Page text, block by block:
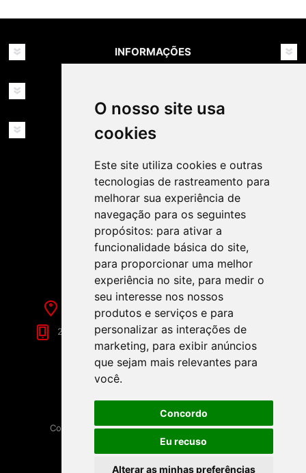
O nosso site usa
cookies
Este site utiliza cookies e outras
tecnologias de rastreamento para
melhorar sua experiência de
navegação para os seguintes
propósitos: para ativar a
funcionalidade básica do site,
para proporcionar uma melhor
experiência no site, para medir o
seu interesse nos nossos
produtos e serviços e para
personalizar as interações de
marketing, para exibir anúncios
que sejam mais relevantes para
você.
Concordo
Eu recuso
Alterar as minhas preferências
INFORMAÇÕES
SERVIÇOS
SIGA-NOS NAS REDES SOCIAIS!
Rua de Évora, 70-C - Reguengos de Monsaraz
266 040 688 (Chamada para a Rede Fixa Nacional)
Copyright © 2026 Festamania. Todos os direitos
reservados.
Powered bynopCommerce
Disponibilizado porLoja9